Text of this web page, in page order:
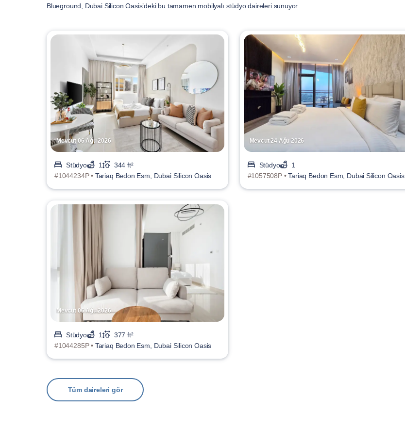
Blueground, Dubai Silicon Oasis’deki bu tamamen mobilyalı stüdyo daireleri sunuyor.
Mevcut 06 Ağu 2026
Stüdyo 1
344 ft²
#1044234P • Tariaq Bedon Esm, Dubai Silicon Oasis
Mevcut 24 Ağu 2026
Stüdyo
1
#1057508P •Tariaq Bedon Esm, Dubai Silicon Oasis
Mevcut 06 Ağu 2026
Stüdyo 1
377 ft²
#1044285P • Tariaq Bedon Esm, Dubai Silicon Oasis
Tüm daireleri gör